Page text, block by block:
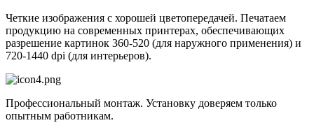
Четкие изображения с хорошей цветопередачей. Печатаем
продукцию на современных принтерах, обеспечивающих
разрешение картинок 360-520 (для наружного применения) и
720-1440 dpi (для интерьеров).
Профессиональный монтаж. Установку доверяем только
опытным работникам.